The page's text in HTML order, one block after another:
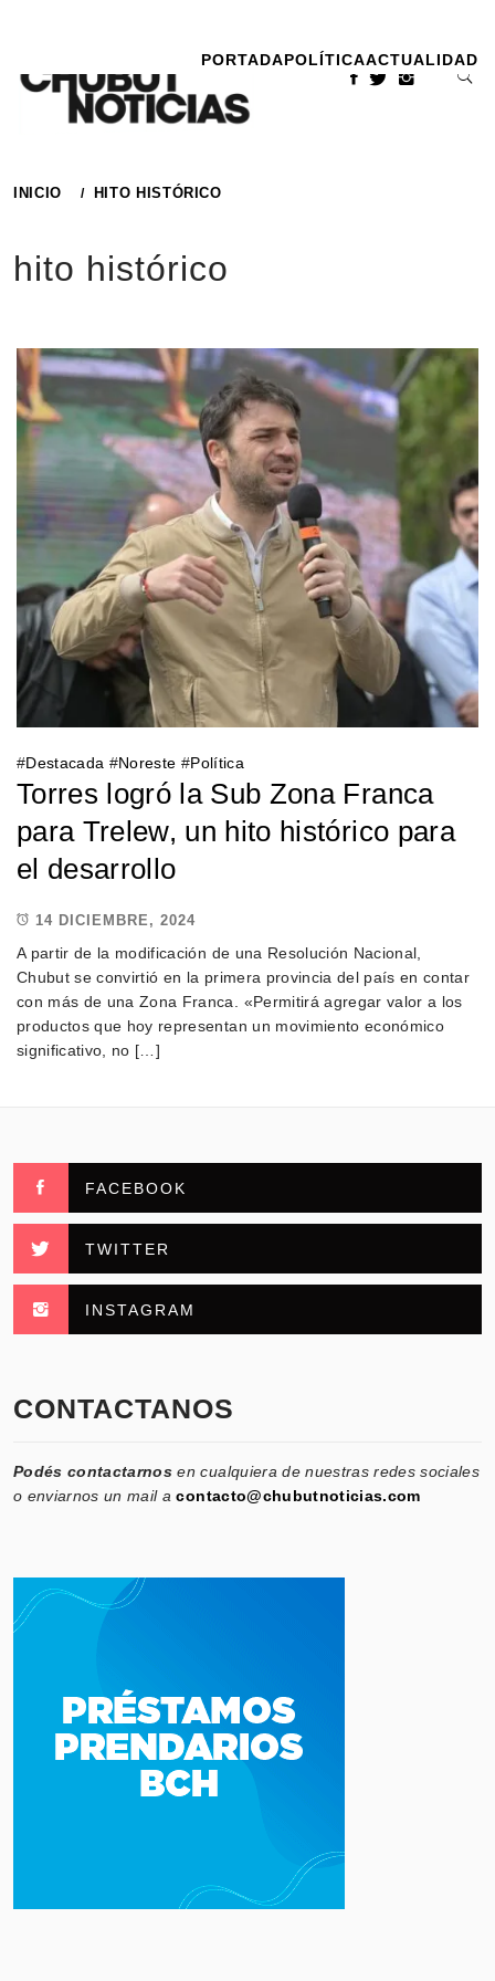
contenido
PORTADAPOLÍTICAACTUALIDAD
INICIO HITO HISTÓRICO
hito histórico
#Destacada #Noreste #Política
Torres logró la Sub Zona Franca
para Trelew, un hito histórico para
el desarrollo
14 DICIEMBRE, 2024
A partir de la modificación de una Resolución Nacional,
Chubut se convirtió en la primera provincia del país en contar
con más de una Zona Franca. «Permitirá agregar valor a los
productos que hoy representan un movimiento económico
significativo, no […]
FACEBOOK
TWITTER
INSTAGRAM
CONTACTANOS
Podés contactarnos en cualquiera de nuestras redes sociales
o enviarnos un mail acontacto@chubutnoticias.com